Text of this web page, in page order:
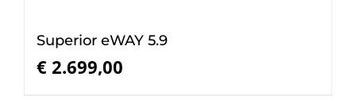
Superior eWAY 5.9
€ 2.699,00